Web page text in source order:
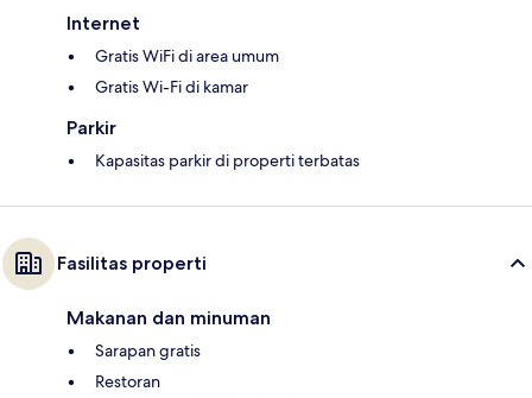
Internet
Gratis WiFi di area umum
Gratis Wi-Fi di kamar
Parkir
Kapasitas parkir di properti terbatas
Fasilitas properti
Makanan dan minuman
Sarapan gratis
Restoran